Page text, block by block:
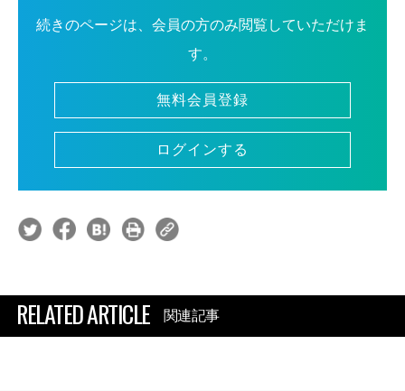
続きのページは、会員の方のみ閲覧していただけま
す。
無料会員登録
ログインする
RELATED ARTICLE 関連記事